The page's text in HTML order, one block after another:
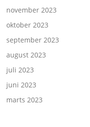
november 2023
oktober 2023
september 2023
august 2023
juli 2023
juni 2023
marts 2023